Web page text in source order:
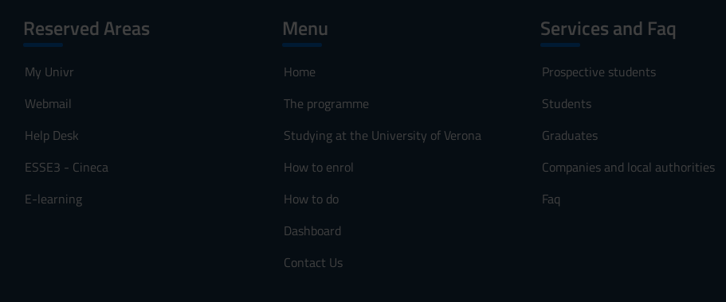
Reserved Areas
My Univr
Webmail
Help Desk
ESSE3 - Cineca
E-learning
Menu
Home
The programme
Studying at the University of Verona
How to enrol
How to do
Dashboard
Contact Us
Services and Faq
Prospective students
Students
Graduates
Companies and local authorities
Faq